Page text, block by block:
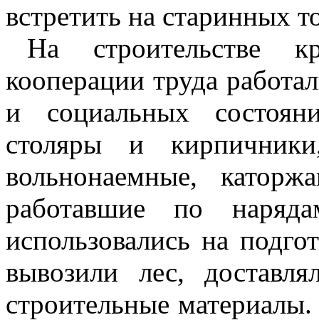
встретить на старинных
На строительстве
кооперации труда
и социальных
столяры и
вольнонаемные,
работавшие по
использовались на
вывозили лес,
строительные